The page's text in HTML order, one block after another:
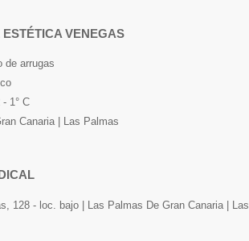
VENEGAS
de arrugas
1° C
Canaria | Las Palmas
128 - loc. bajo | Las Palmas De Gran Canaria |